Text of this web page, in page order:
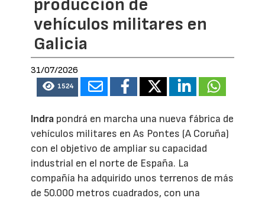
producción de
vehículos militares en
Galicia
31/07/2026
1524
Indra pondrá en marcha una nueva fábrica de
vehículos militares en As Pontes (A Coruña)
con el objetivo de ampliar su capacidad
industrial en el norte de España. La
compañía ha adquirido unos terrenos de más
de 50.000 metros cuadrados, con una